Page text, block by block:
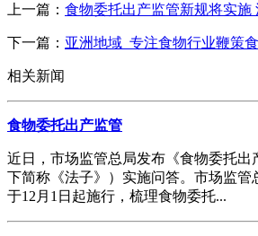
上一篇： 食物委托出产监管新规将实施
下一篇： 亚洲地域_专注食物行业鞭策
相关新闻
食物委托出产监管
近日，市场监管总局发布《食物委托出
下简称《法子》）实施问答。市场监管
于12月1日起施行，梳理食物委托...